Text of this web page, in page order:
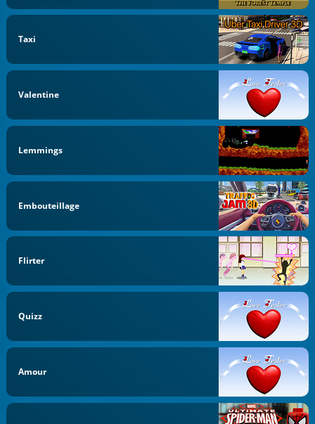
Taxi
Valentine
Lemmings
Embouteillage
Flirter
Quizz
Amour